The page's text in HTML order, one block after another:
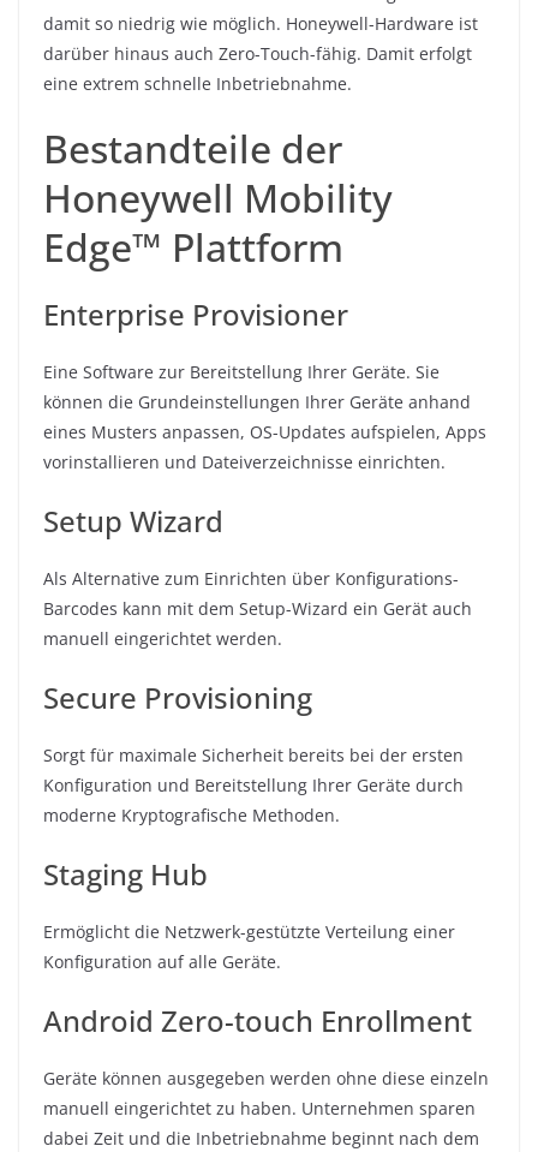
damit so niedrig wie möglich. Honeywell-Hardware ist
darüber hinaus auch Zero-Touch-fähig. Damit erfolgt
eine extrem schnelle Inbetriebnahme.
Bestandteile der
Honeywell Mobility
Edge™ Plattform
Enterprise Provisioner
Eine Software zur Bereitstellung Ihrer Geräte. Sie
können die Grundeinstellungen Ihrer Geräte anhand
eines Musters anpassen, OS-Updates aufspielen, Apps
vorinstallieren und Dateiverzeichnisse einrichten.
Setup Wizard
Als Alternative zum Einrichten über Konfigurations-
Barcodes kann mit dem Setup-Wizard ein Gerät auch
manuell eingerichtet werden.
Secure Provisioning
Sorgt für maximale Sicherheit bereits bei der ersten
Konfiguration und Bereitstellung Ihrer Geräte durch
moderne Kryptografische Methoden.
Staging Hub
Ermöglicht die Netzwerk-gestützte Verteilung einer
Konfiguration auf alle Geräte.
Android Zero-touch Enrollment
Geräte können ausgegeben werden ohne diese einzeln
manuell eingerichtet zu haben. Unternehmen sparen
dabei Zeit und die Inbetriebnahme beginnt nach dem